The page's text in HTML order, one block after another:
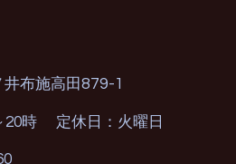
布施高田 879-1
20時 定休日：火曜日